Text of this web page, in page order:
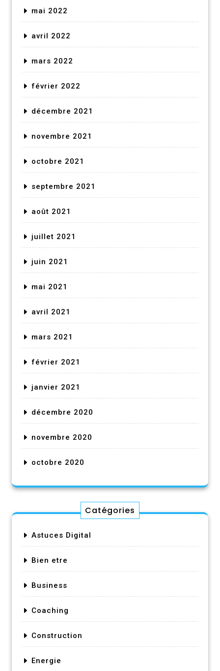
mai 2022
avril 2022
mars 2022
février 2022
décembre 2021
novembre 2021
octobre 2021
septembre 2021
août 2021
juillet 2021
juin 2021
mai 2021
avril 2021
mars 2021
février 2021
janvier 2021
décembre 2020
novembre 2020
octobre 2020
Catégories
Astuces Digital
Bien etre
Business
Coaching
Construction
Energie